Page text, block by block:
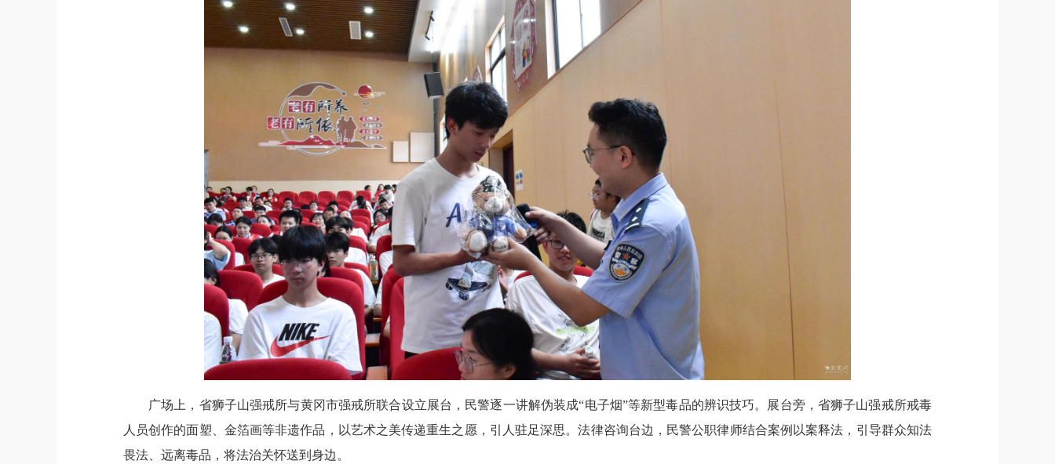
广场上，省狮子山强戒所与黄冈市强戒所联合设立展台，民警逐一讲解伪装成“电子烟”等新型毒品的辨识技巧。展台旁，省狮子山强戒所戒毒
人员创作的面塑、金箔画等非遗作品，以艺术之美传递重生之愿，引人驻足深思。法律咨询台边，民警公职律师结合案例以案释法，引导群众知法
畏法、远离毒品，将法治关怀送到身边。